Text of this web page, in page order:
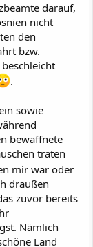
darauf,
nicht
den
bzw.
.
sowie
bewaffnete
traten
mir war oder
draußen
zuvor bereits
Nämlich
Land